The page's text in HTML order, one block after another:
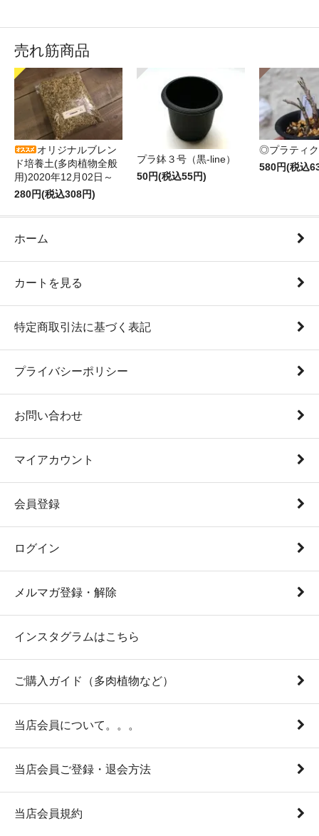
売れ筋商品
オリジナルブレン
ド培養土(多肉植物全般
用)2020年12月02日～
280円(税込308円)
プラ鉢３号（黒-line）
50円(税込55円)
◎プラティ
580円(税込
ホーム
カートを見る
特定商取引法に基づく表記
プライバシーポリシー
お問い合わせ
マイアカウント
会員登録
ログイン
メルマガ登録・解除
インスタグラムはこちら
ご購入ガイド（多肉植物など）
当店会員について。。。
当店会員ご登録・退会方法
当店会員規約